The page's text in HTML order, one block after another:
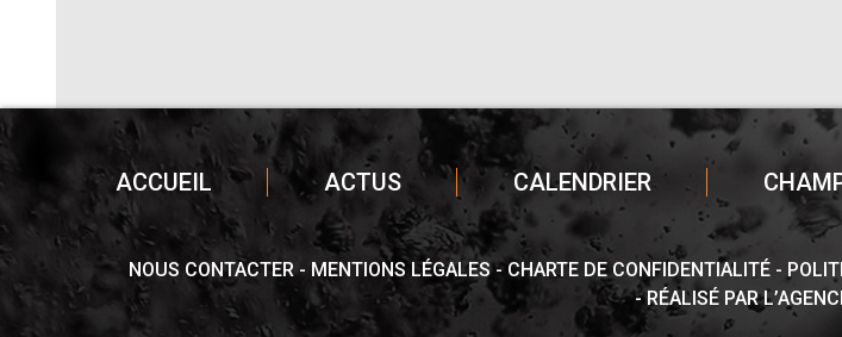
ACCUEIL ACTUS CALENDRIER
NOUS CONTACTER MENTIONS LÉGALES CHARTE DE CONFIDENTIALITÉ
RÉALISÉ PAR